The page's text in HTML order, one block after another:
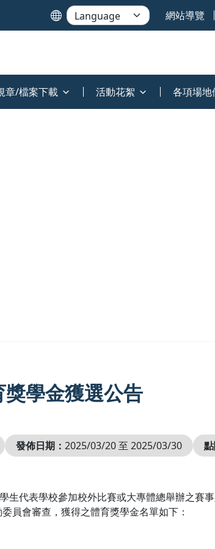
網站導覽
章/檔案下載 活動花絮 各項場地
學金獲選公告
發佈日期： 2025/03/20 至 2025/03/30
生代表學校參加校外比賽或大專體總舉辦之賽
員會審查，獲得之體育獎學金名單如下：